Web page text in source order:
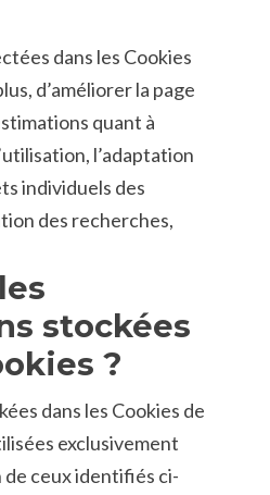
dans les Cookies
d’améliorer la page
quant à
l’adaptation
individuels des
des recherches,
stockées
?
dans les Cookies de
exclusivement
de ceux identifiés ci-